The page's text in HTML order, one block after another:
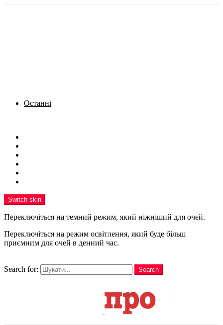
Останні
Switch skin
Переключіться на темний режим, який ніжніший для очей.
Переключіться на режим освітлення, який буде більш
приємним для очей в денний час.
Search for:
Search